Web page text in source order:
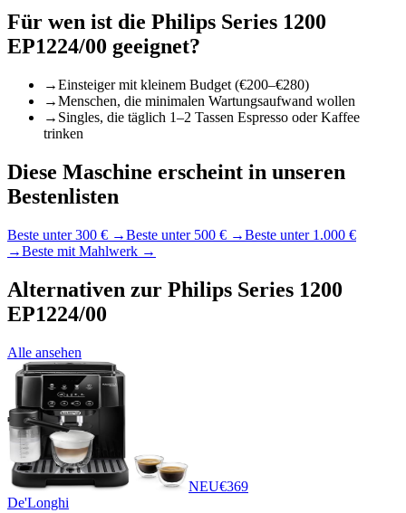
Für wen ist die Philips Series 1200
EP1224/00 geeignet?
→Einsteiger mit kleinem Budget (€200–€280)
→Menschen, die minimalen Wartungsaufwand wollen
→ Singles, die täglich 1–2 Tassen Espresso oder Kaffee
trinken
Diese Maschine erscheint in unseren
Bestenlisten
Beste unter 300 € →Beste unter 500 € →Beste unter 1.000 €
→Beste mit Mahlwerk →
Alternativen zur Philips Series 1200
EP1224/00
Alle ansehen
NEU€369
De'Longhi